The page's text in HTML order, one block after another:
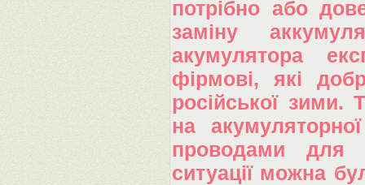
потрібно або
заміну
акумулятора
фірмові, які
російської зими.
на
проводами для
ситуації можна